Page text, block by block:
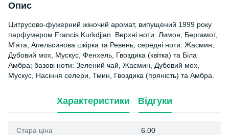
Опис
Цитрусово-фужерний жіночий аромат, випущений 1999 року
парфумером Francis Kurkdjian. Верхні ноти: Лимон, Бергамот,
М'ята, Апельсинова шкірка та Ревень; середні ноти: Жасмин,
Дубовий мох, Мускус, Фенхель, Гвоздика (квітка) та Біла
Амбра; базові ноти: Зелений чай, Жасмин, Дубовий мох,
Мускус, Насіння селери, Тмин, Гвоздика (пряність) та Амбра.
Характеристики Відгуки
Стара ціна 6.00